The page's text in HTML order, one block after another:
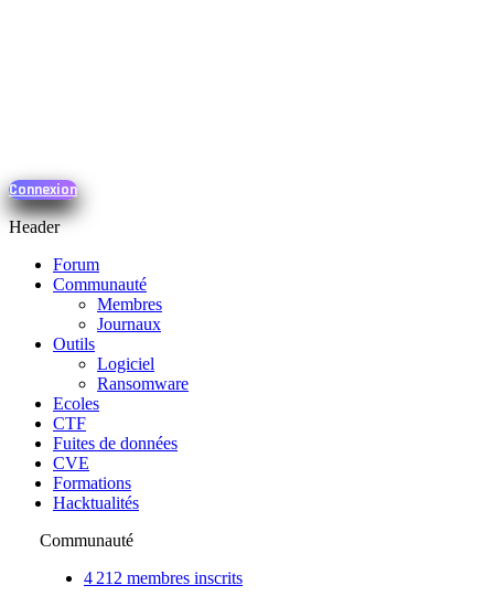
Connexion
Header
Forum
Communauté
Membres
Journaux
Outils
Logiciel
Ransomware
Ecoles
CTF
Fuites de données
CVE
Formations
Hacktualités
Communauté
4 212 membres inscrits